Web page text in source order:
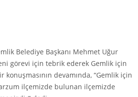
Belediye Başkanı Mehmet Uğur
görevi için tebrik ederek Gemlik için
devamında, “Gemlik için
ilçemizde bulunan ilçemizde